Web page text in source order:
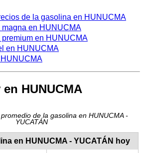
de la gasolina en HUNUCMA
en HUNUCMA
en HUNUCMA
en HUNUCMA
HUNUCMA
de la gasolina en HUNUCMA -
YUCATÁN
en HUNUCMA - YUCATÁN hoy